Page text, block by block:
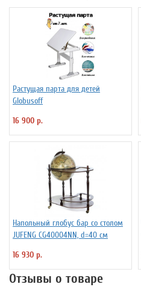
Растущая парта для детей
Globusoff
16 900 р.
Напольный глобус бар со столом
JUFENG CG40004NN, d=40 см
16 930 р.
Отзывы о товаре